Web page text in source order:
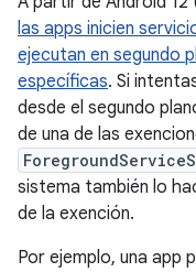
las apps inicien
ejecutan en segundo
específicas. Si
desde el segundo
de una de las
sistema también lo
de la exención.
Por ejemplo, una app